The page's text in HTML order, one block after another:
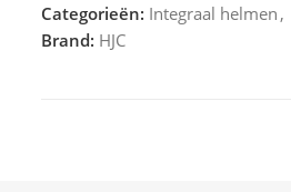
Categorieën: Integraal helmen ,
Brand: HJC